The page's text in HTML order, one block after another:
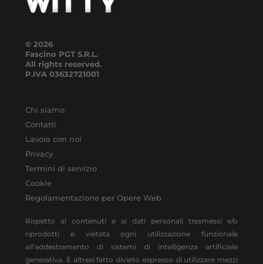
© 2026
Fascino PGT S.R.L.
All rights reserved.
P.IVA 03632721001
Chi siamo
Contatti
Lavora con noi
Privacy
Termini di servizio
Cookie
Regolamentazione per Opere Web
Rispetto ai contenuti e ai dati personali trasmessi e/o
riprodotti è vietata ogni utilizzazione funzionale
all’addestramento di sistemi di intelligenza artificiale
generativa. È altresì fatto divieto espresso di utilizzare mezzi